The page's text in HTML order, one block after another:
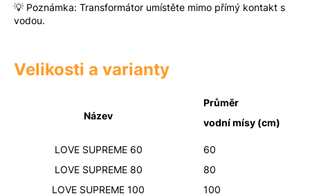
💡 Poznámka: Transformátor umístěte mimo přímý kontakt s
vodou.
Velikosti a varianty
Název
Průměr
vodní mísy (cm)
LOVE SUPREME 60
60
LOVE SUPREME 80
80
LOVE SUPREME 100
100